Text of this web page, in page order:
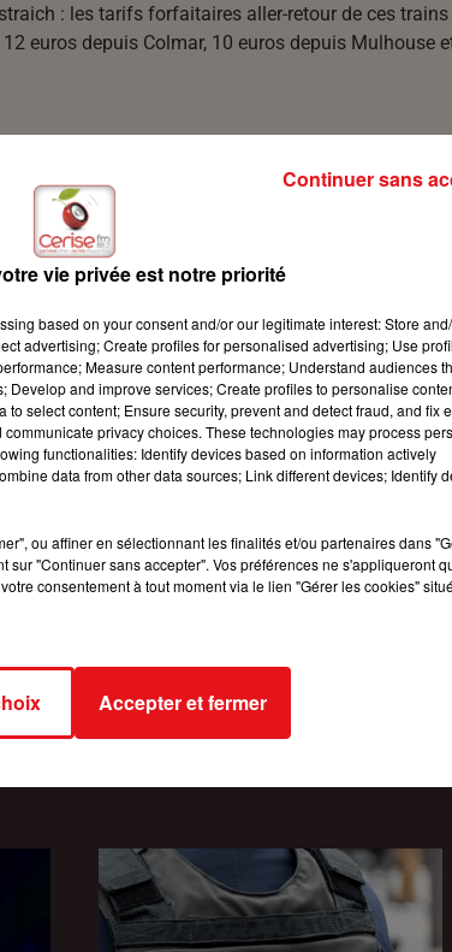
: les tarifs forfaitaires aller-retour de ces
euros depuis Colmar, 10 euros depuis Mulhouse
INCENDIES : 184 PERSONNES INTERPELLÉES
vie privée est notre priorité
based on your consent and/or our legitimate interest: Store
advertising; Create profiles for personalised advertising; Use
Measure content performance; Understand audiences
Develop and improve services; Create profiles to personalise
select content; Ensure security, prevent and detect fraud, and fix
privacy choices. These technologies may process
functionalities: Identify devices based on information actively
data from other data sources; Link different devices; Identify
ou affiner en sélectionnant les finalités et/ou partenaires dans
sur "Continuer sans accepter". Vos préférences ne s'appliqueront
consentement à tout moment via le lien "Gérer les cookies"
Accepter et fermer
Continuer sans